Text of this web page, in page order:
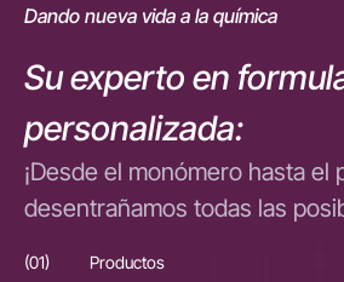
Dando nueva vida a la química
Su experto en
personalizada:
¡Desde el monómero hasta el
desentrañamos todas las
(01) Productos